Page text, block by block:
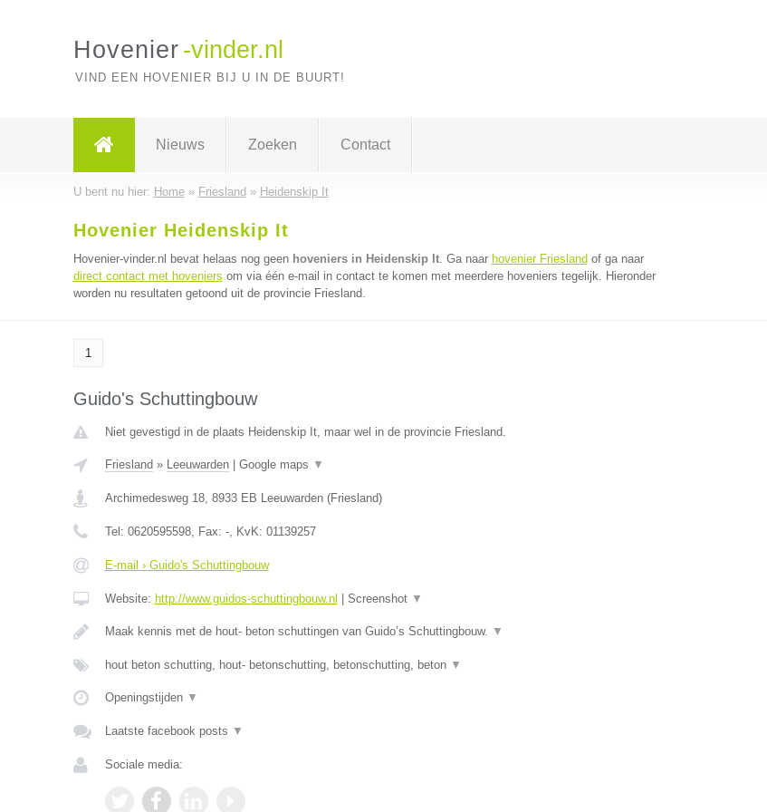
Hovenier -vinder.nl
VIND EEN HOVENIER BIJ U IN DE BUURT!
Nieuws Zoeken Contact
U bent nu hier: Home» Friesland » Heidenskip It
Hovenier Heidenskip It
Hovenier-vinder.nl bevat helaas nog geen hoveniers in Heidenskip It. Ga naar hovenier Friesland of ga naar
direct contact met hoveniers om via één e-mail in contact te komen met meerdere hoveniers tegelijk. Hieronder
worden nu resultaten getoond uit de provincie Friesland.
1
Guido's Schuttingbouw
Niet gevestigd in de plaats Heidenskip It, maar wel in de provincie Friesland.
Friesland » Leeuwarden| Google maps ▼
Archimedesweg 18, 8933 EB Leeuwarden(Friesland)
Tel: 0620595598, Fax: -, KvK: 01139257
E-mail › Guido's Schuttingbouw
Website: http://www.guidos-schuttingbouw.nl Screenshot ▼
Maak kennis met de hout- beton schuttingen van Guido’s Schuttingbouw. ▼
hout beton schutting, hout- betonschutting, betonschutting, beton ▼
Openingstijden ▼
Laatste facebook posts ▼
Sociale media: